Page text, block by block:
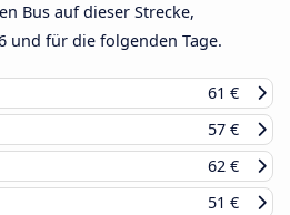
Bus auf dieser Strecke,
und für die folgenden Tage.
61 €
57 €
62 €
51 €